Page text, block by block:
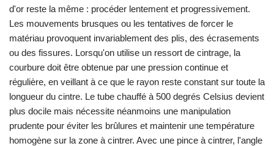
d'or reste la même : procéder lentement et progressivement.
Les mouvements brusques ou les tentatives de forcer le
matériau provoquent invariablement des plis, des écrasements
ou des fissures. Lorsqu'on utilise un ressort de cintrage, la
courbure doit être obtenue par une pression continue et
régulière, en veillant à ce que le rayon reste constant sur toute la
longueur du cintre. Le tube chauffé à 500 degrés Celsius devient
plus docile mais nécessite néanmoins une manipulation
prudente pour éviter les brûlures et maintenir une température
homogène sur la zone à cintrer. Avec une pince à cintrer, l'angle